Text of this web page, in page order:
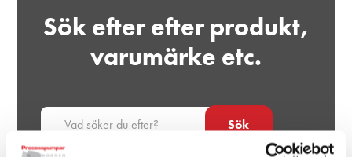
Sök efter efter produkt,
varumärke etc.
Sök